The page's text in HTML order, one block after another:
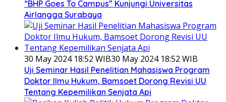
“BHP Goes To Campus” Kunjungi Universitas
Airlangga Surabaya
30 May 2024 18:52 WIB30 May 2024 18:52 WIB
Uji Seminar Hasil Penelitian Mahasiswa Program
Doktor Ilmu Hukum, Bamsoet Dorong Revisi UU
Tentang Kepemilikan Senjata Api